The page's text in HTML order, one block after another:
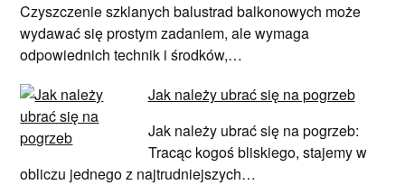
Czyszczenie szklanych balustrad balkonowych może
wydawać się prostym zadaniem, ale wymaga
odpowiednich technik i środków,…
Jak należy ubrać się na pogrzeb
Jak należy ubrać się na pogrzeb:
Tracąc kogoś bliskiego, stajemy w
obliczu jednego z najtrudniejszych…